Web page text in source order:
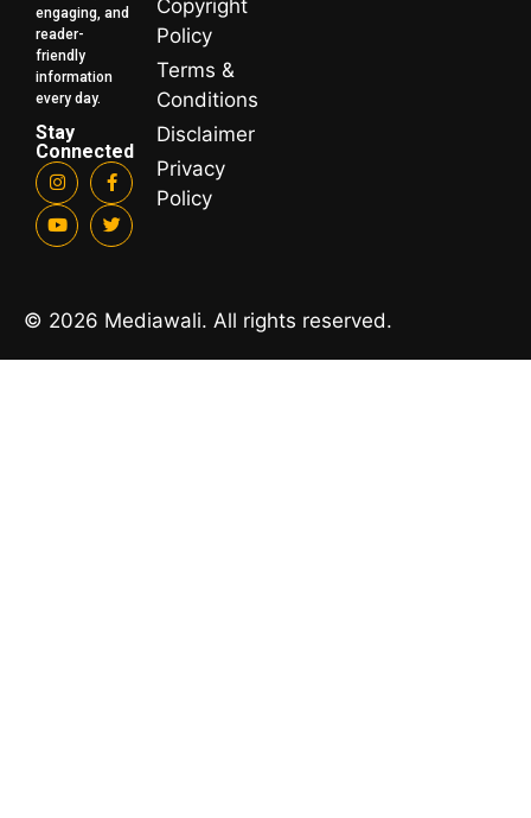
engaging, and
reader-
friendly
information
every day.
Stay
Connected
Copyright
Policy
Terms &
Conditions
Disclaimer
Privacy
Policy
© 2026 Mediawali. All rights reserved.